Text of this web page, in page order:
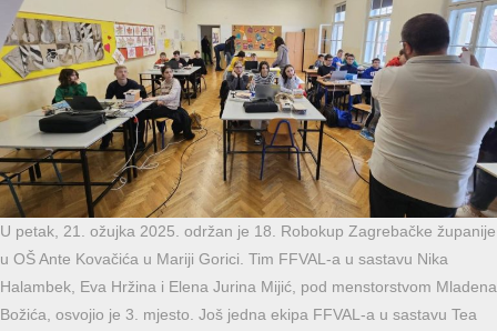
U petak, 21. ožujka 2025. održan je 18. Robokup Zagrebačke županije
u OŠ Ante Kovačića u Mariji Gorici. Tim FFVAL-a u sastavu Nika
Halambek, Eva Hržina i Elena Jurina Mijić, pod menstorstvom Mladena
Božića, osvojio je 3. mjesto. Još jedna ekipa FFVAL-a u sastavu Tea